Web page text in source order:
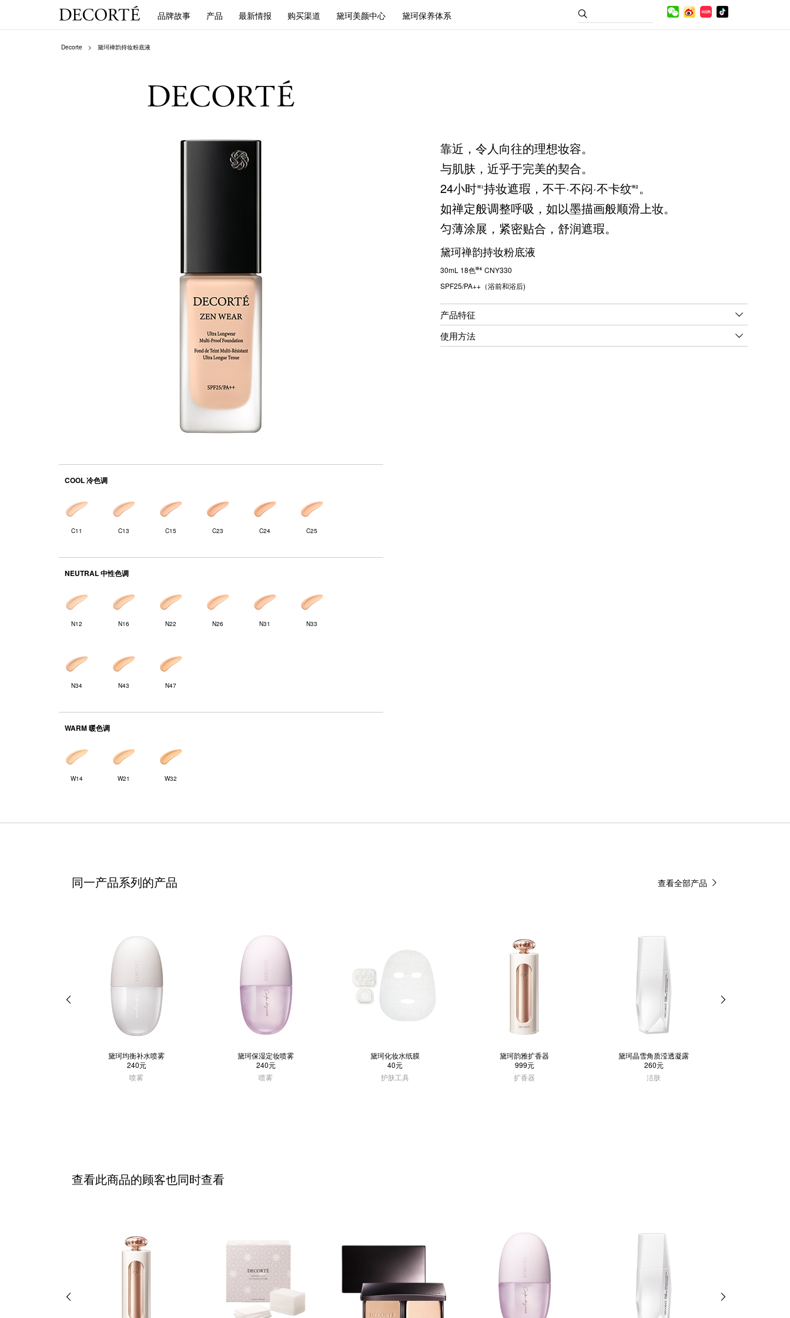
品牌故事 产品 最新情报 购买渠道 黛珂美颜中心 黛珂保养体系
Decorte 黛珂禅韵持妆粉底液
COOL 冷色调
C11 C13 C15 C23 C24 C25
NEUTRAL 中性色调
N12 N16 N22 N26 N31 N33
N34 N43 N47
WARM 暖色调
W14 W21 W32
靠近，令人向往的理想妆容。
与肌肤，近乎于完美的契合。
24小时 持妆遮瑕，不干·不闷·不卡纹 。
如禅定般调整呼吸，如以墨描画般顺滑上妆。
匀薄涂展，紧密贴合，舒润遮瑕。
黛珂禅韵持妆粉底液
30mL 18色
CNY330
SPF25/PA++（浴前和浴后)
产品特征
使用方法
同一产品系列的产品
黛珂均衡补水喷雾
240元
喷雾
黛珂保湿定妆喷雾
240元
喷雾
黛珂化妆水纸膜
40元
护肤工具
黛珂韵雅扩香器
999元
扩香器
黛珂晶雪角质滢透凝露
260元
洁肤
查看全部产品
查看此商品的顾客也同时查看